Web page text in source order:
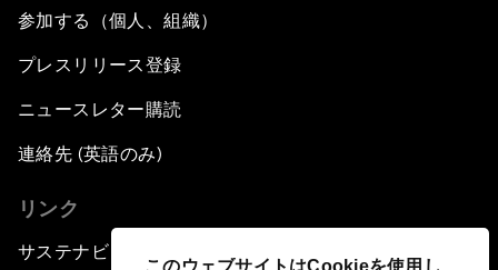
このウェブサイトはCookieを使用し
参加する（個人、組織）
プレスリリース登録
ニュースレター購読
連絡先 (英語のみ)
リンク
サステナビリティへの取り組み